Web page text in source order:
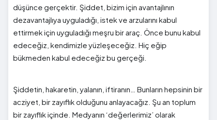
düşünce gerçektir. Şiddet, bizim için avantajlının
dezavantajlıya uyguladığı, istek ve arzularını kabul
ettirmek için uyguladığı meşru bir araç. Önce bunu kabul
edeceğiz, kendimizle yüzleşeceğiz. Hiç eğip
bükmeden kabul edeceğiz bu gerçeği.
Şiddetin, hakaretin, yalanın, iftiranın… Bunların hepsinin bir
acziyet, bir zayıflık olduğunu anlayacağız. Şu an toplum
bir zayıflık içinde. Medyanın ‘değerlerimiz’ olarak